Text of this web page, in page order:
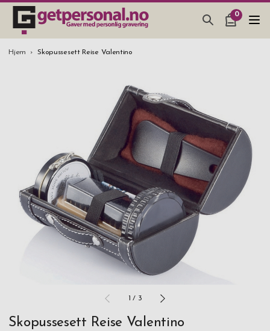
0
GAVER & GADGETS
SMYKKER & ACCESSOARER
BRYLLUPSGAVE 2026
Hjem Skopussesett Reise Valentino
1 / 3
Skopussesett Reise Valentino